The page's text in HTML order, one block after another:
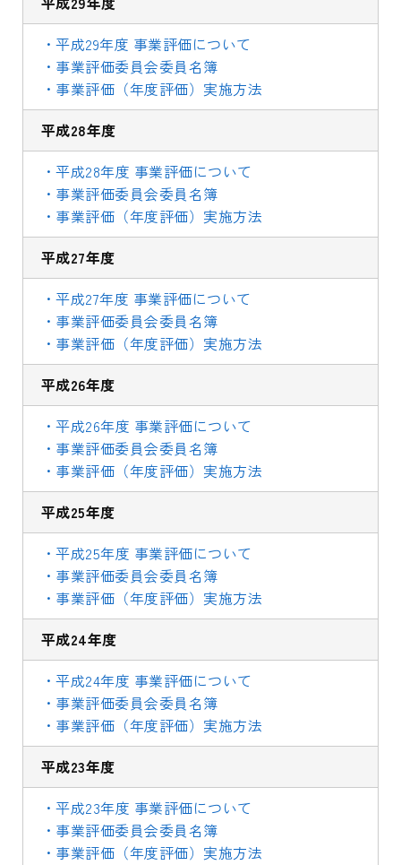
・平成29年度 事業評価について
・事業評価委員会委員名簿
・事業評価（年度評価）実施方法
平成28年度
・平成28年度 事業評価について
・事業評価委員会委員名簿
・事業評価（年度評価）実施方法
平成27年度
・平成27年度 事業評価について
・事業評価委員会委員名簿
・事業評価（年度評価）実施方法
平成26年度
・平成26年度 事業評価について
・事業評価委員会委員名簿
・事業評価（年度評価）実施方法
平成25年度
・平成25年度 事業評価について
・事業評価委員会委員名簿
・事業評価（年度評価）実施方法
平成24年度
・平成24年度 事業評価について
・事業評価委員会委員名簿
・事業評価（年度評価）実施方法
平成23年度
・平成23年度 事業評価について
・事業評価委員会委員名簿
・事業評価（年度評価）実施方法